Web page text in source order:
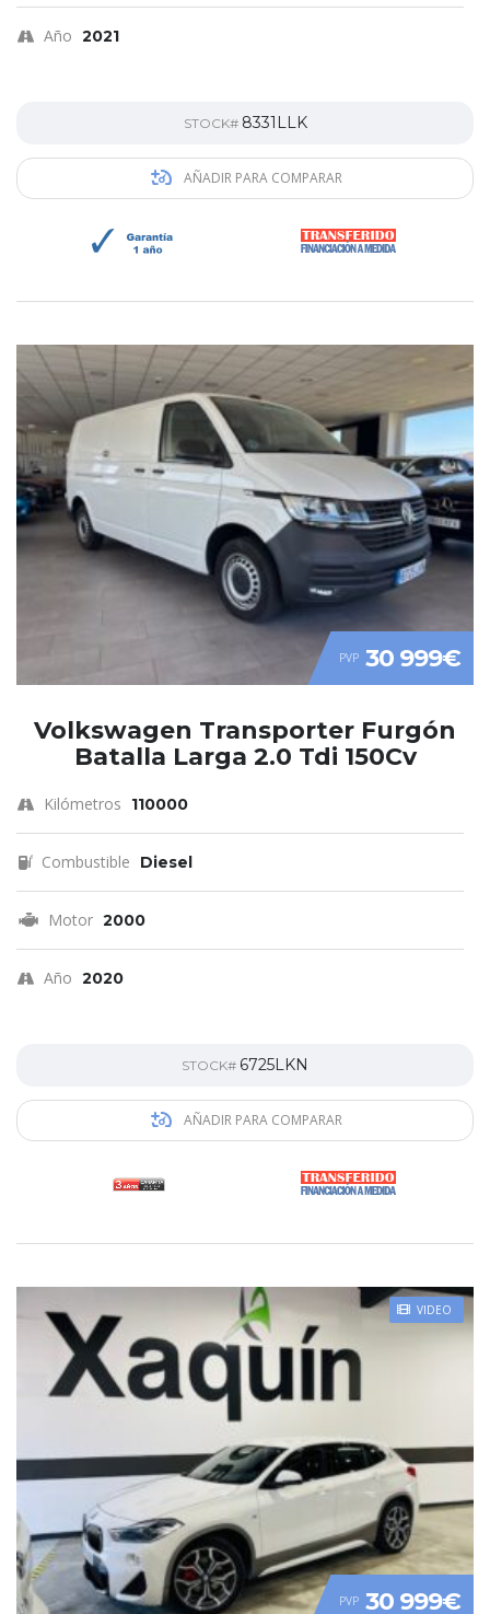
Año 2021
STOCK# 8331LLK
AÑADIR PARA COMPARAR
PVP 30 999€
Volkswagen Transporter Furgón
Batalla Larga 2.0 Tdi 150Cv
Kilómetros 110000
Combustible Diesel
Motor 2000
Año 2020
STOCK# 6725LKN
AÑADIR PARA COMPARAR
VIDEO
PVP 30 999€